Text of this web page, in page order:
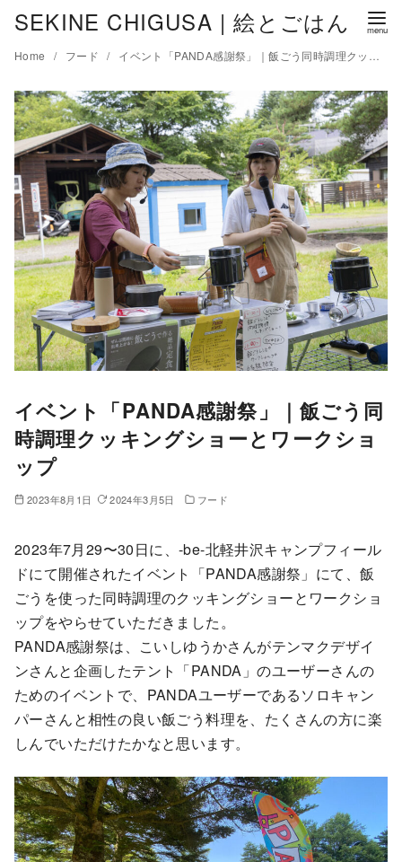
SEKINE CHIGUSA | 絵とごはん
Home フード イベント「PANDA感謝祭」｜飯ごう同時調理クッキングショーとワークショップ
イベント「PANDA感謝祭」｜飯ごう同
時調理クッキングショーとワークショ
ップ
2023年8月1日 2024年3月5日 フード
2023年7月29〜30日に、-be-北軽井沢キャンプフィール
ドにて開催されたイベント「PANDA感謝祭」にて、飯
ごうを使った同時調理のクッキングショーとワークショ
ップをやらせていただきました。
PANDA感謝祭は、こいしゆうかさんがテンマクデザイ
ンさんと企画したテント「PANDA」のユーザーさんの
ためのイベントで、PANDAユーザーであるソロキャン
パーさんと相性の良い飯ごう料理を、たくさんの方に楽
しんでいただけたかなと思います。